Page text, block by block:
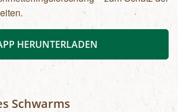
HERUNTERLADEN
Schwarms